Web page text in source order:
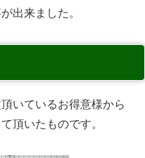
出来ました。
いているお得意様から
頂いたものです。